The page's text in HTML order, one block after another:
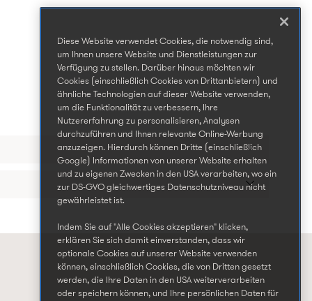
Diese Website verwendet Cookies, die notwendig sind,
um Ihnen unsere Website und Dienstleistungen zur
Verfügung zu stellen. Darüber hinaus möchten wir
Cookies (einschließlich Cookies von Drittanbietern) und
ähnliche Technologien auf dieser Website verwenden,
um die Funktionalität zu verbessern, Ihre
Nutzererfahrung zu personalisieren, Analysen
durchzuführen und Ihnen relevante Online-Werbung
anzuzeigen. Hierdurch können Dritte (einschließlich
Google) Informationen von unserer Website erhalten
und zu eigenen Zwecken in den USA verarbeiten, wo ein
zur DS-GVO gleichwertiges Datenschutzniveau nicht
gewährleistet ist.
Indem Sie auf "Alle Cookies akzeptieren" klicken,
erklären Sie sich damit einverstanden, dass wir
optionale Cookies auf unserer Website verwenden
können, einschließlich Cookies, die von Dritten gesetzt
werden, die Ihre Daten in den USA weiterverarbeiten
oder speichern können, und Ihre persönlichen Daten für